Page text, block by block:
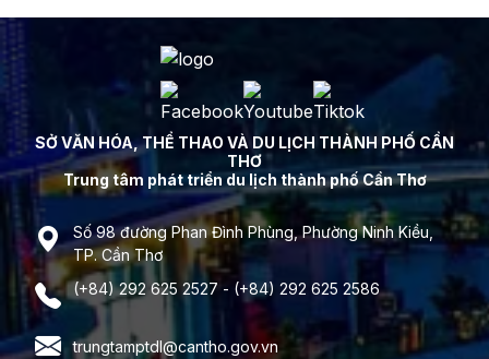
SỞ VĂN HÓA, THỂ THAO VÀ DU LỊCH THÀNH PHỐ CẦN
THƠ
Trung tâm phát triển du lịch thành phố Cần Thơ
Số 98 đường Phan Đình Phùng, Phường Ninh Kiều,
TP. Cần Thơ
(+84) 292 625 2527 - (+84) 292 625 2586
trungtamptdl@cantho.gov.vn